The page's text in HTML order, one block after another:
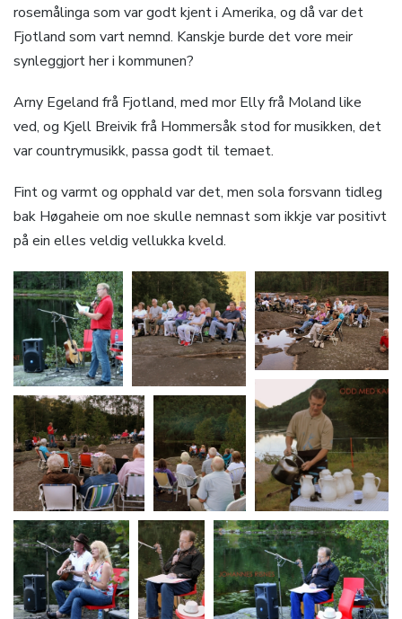
rosemålinga som var godt kjent i Amerika, og då var det
Fjotland som vart nemnd. Kanskje burde det vore meir
synleggjort her i kommunen?
Arny Egeland frå Fjotland, med mor Elly frå Moland like
ved, og Kjell Breivik frå Hommersåk stod for musikken, det
var countrymusikk, passa godt til temaet.
Fint og varmt og opphald var det, men sola forsvann tidleg
bak Høgaheie om noe skulle nemnast som ikkje var positivt
på ein elles veldig vellukka kveld.